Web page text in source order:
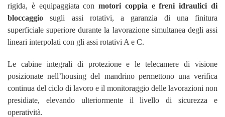
rigida, è equipaggiata conmotori coppia e freni idraulici di
bloccaggio sugli assi rotativi, a garanzia di una finitura
superficiale superiore durante la lavorazione simultanea degli assi
lineari interpolati con gli assi rotativi A e C.
Le cabine integrali di protezione e le telecamere di visione
posizionate nell’housing del mandrino permettono una verifica
continua del ciclo di lavoro e il monitoraggio delle lavorazioni non
presidiate, elevando ulteriormente il livello di sicurezza e
operatività.